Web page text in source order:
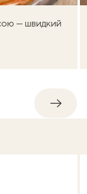
— швидкий